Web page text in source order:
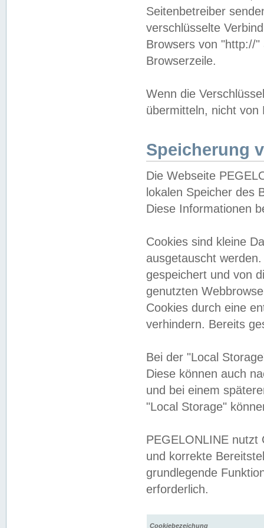
Seitenbetreiber
verschlüsselte
Browsers von "http://
Browserzeile.
Wenn die
übermitteln, nicht von
Speicherung
Die Webseite
lokalen Speicher des
Diese Informationen
Cookies sind kleine
ausgetauscht
gespeichert und von
genutzten
Cookies durch eine
verhindern. Bereits
Bei der "Local
Diese können auch
und bei einem
"Local Storage"
PEGELONLINE nutzt
und korrekte
grundlegende
erforderlich.
Cookiebezeichung